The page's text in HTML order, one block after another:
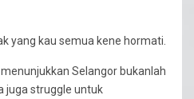
yang kau semua kene hormati.
Selangor bukanlah
juga struggle untuk